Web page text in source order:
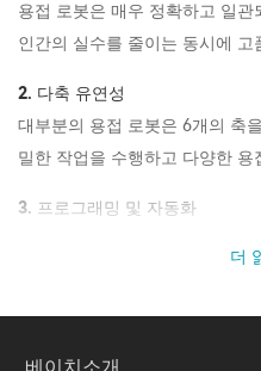
용접 로봇은 매우 정확하고 일
인간의 실수를 줄이는 동시에
2. 다축 유연성
대부분의 용접 로봇은 6개의 축
밀한 작업을 수행하고 다양한
3. 프로그래밍 및 자동화
4. 적응력
이 제품은 아크 용접, 점용접, 레
더